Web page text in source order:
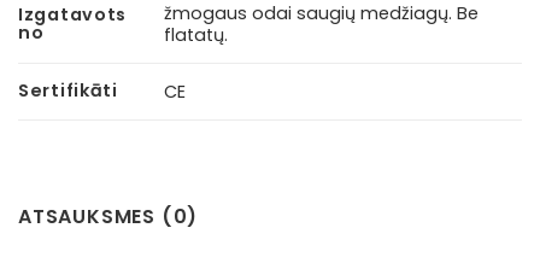
Izgatavots
no
žmogaus odai saugių medžiagų. Be
flatatų.
Sertifikāti CE
ATSAUKSMES (0)